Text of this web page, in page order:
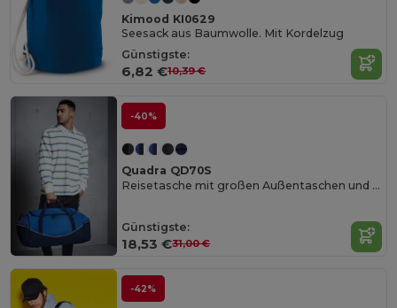
Kimood KI0629
Seesack aus Baumwolle. Mit Kordelzug
Günstigste:
6,82 €10,39 €
-40%
Quadra QD70S
Reisetasche mit großen Außentaschen und Schultergurt
Günstigste:
18,53 €31,00 €
-42%